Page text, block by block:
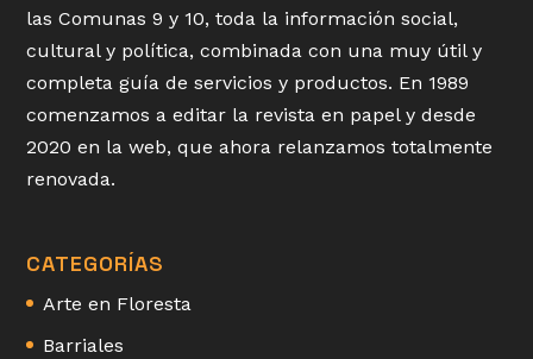
las Comunas 9 y 10, toda la información social,
cultural y política, combinada con una muy útil y
completa guía de servicios y productos. En 1989
comenzamos a editar la revista en papel y desde
2020 en la web, que ahora relanzamos totalmente
renovada.
CATEGORÍAS
Arte en Floresta
Barriales